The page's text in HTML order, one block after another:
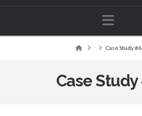
writing,
and
some
other
Home Case Study #6
Case